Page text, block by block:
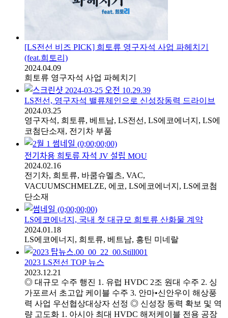
[LS전선 비즈 PICK] 희토류 영구자석 사업 파헤치기
(feat.희토리)
2024.04.09
희토류 영구자석 사업 파헤치기
LS전선, 영구자석 밸류체인으로 신성장동력 드라이브
2024.03.25
영구자석, 희토류, 베트남, LS전선, LS에코에너지, LS에
코첨단소재, 전기차 부품
전기차용 희토류 자석 JV 설립 MOU
2024.02.16
전기차, 희토류, 바쿰슈멜츠, VAC,
VACUUMSCHMELZE, 에코, LS에코에너지, LS에코첨
단소재
LS에코에너지, 국내 첫 대규모 희토류 산화물 계약
2024.01.18
LS에코에너지, 희토류, 베트남, 흥틴 미네랄
2023 LS전선 TOP 뉴스
2023.12.21
◎ 대규모 수주 행진 1. 유럽 HVDC 2조 원대 수주 2. 싱
가포르서 초고압 케이블 수주 3. 안마•신안우이 해상풍
력 사업 우선협상대상자 선정 ◎ 신성장 동력 확보 및 역
량 고도화 1. 아시아 최대 HVDC 해저케이블 전용 공장